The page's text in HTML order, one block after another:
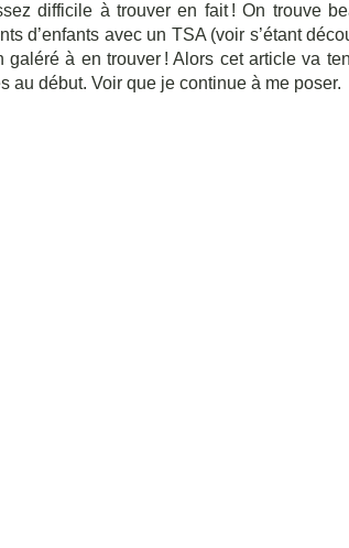
difficile à trouver en fait ! On trouve
d’enfants avec un TSA (voir s’étant
à en trouver ! Alors cet article va
au début. Voir que je continue à me poser.